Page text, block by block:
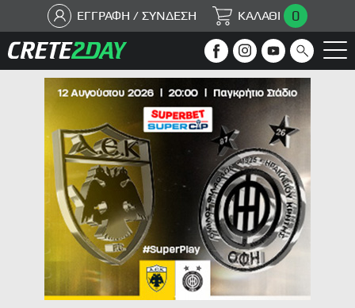
ΕΓΓΡΑΦΗ / ΣΥΝΔΕΣΗ ΚΑΛΑΘΙ 0